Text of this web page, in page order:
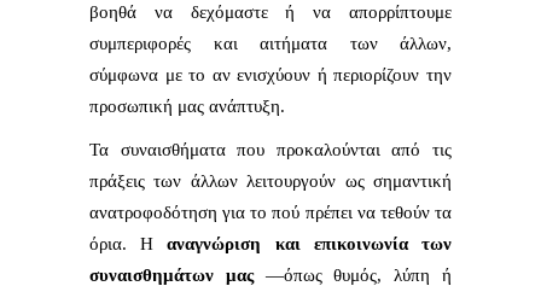
βοηθά να δεχόμαστε ή να απορρίπτουμε
συμπεριφορές και αιτήματα των άλλων,
σύμφωνα με το αν ενισχύουν ή περιορίζουν την
προσωπική μας ανάπτυξη.
Τα συναισθήματα που προκαλούνται από τις
πράξεις των άλλων λειτουργούν ως σημαντική
ανατροφοδότηση για το πού πρέπει να τεθούν τα
όρια. Ηαναγνώριση και επικοινωνία των
συναισθημάτων μας—όπως θυμός, λύπη ή